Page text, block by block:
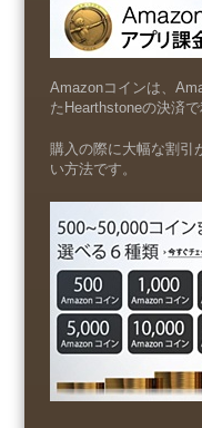
Amazonコインは、
たHearthstoneの決済で
購入の際に大幅な割引
い方法です。